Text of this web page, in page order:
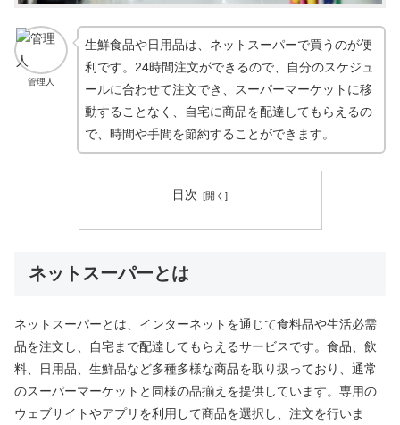
管理人
生鮮食品や日用品は、ネットスーパーで買うのが便
利です。24時間注文ができるので、自分のスケジュ
ールに合わせて注文でき、スーパーマーケットに移
動することなく、自宅に商品を配達してもらえるの
で、時間や手間を節約することができます。
目次
ネットスーパーとは
ネットスーパーとは、インターネットを通じて食料品や生活必需
品を注文し、自宅まで配達してもらえるサービスです。食品、飲
料、日用品、生鮮品など多種多様な商品を取り扱っており、通常
のスーパーマーケットと同様の品揃えを提供しています。専用の
ウェブサイトやアプリを利用して商品を選択し、注文を行いま